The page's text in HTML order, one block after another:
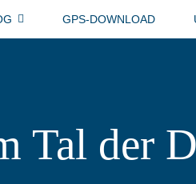
GPS-DOWNLOAD
Tal der